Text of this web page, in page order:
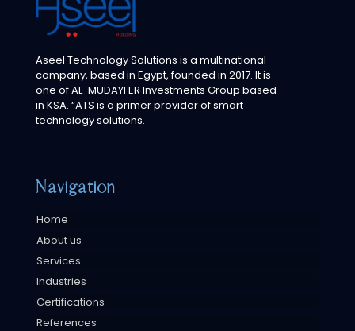
Aseel Technology Solutions is a multinational
company, based in Egypt, founded in 2017. It is
one of AL-MUDAYFER Investments Group based
in KSA. “ATS is a primer provider of smart
technology solutions.
Navigation
Home
About us
Services
Industries
Certifications
References